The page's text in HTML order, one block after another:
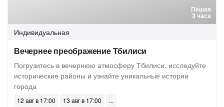
Пешая
3 часа
Индивидуальная
Вечернее преображение Тбилиси
Погрузитесь в вечернюю атмосферу Тбилиси, исследуйте
исторические районы и узнайте уникальные истории
города
12 авг в 17:00
13 авг в 17:00